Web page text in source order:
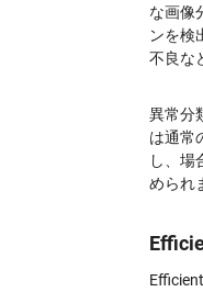
な画像
ンを検
不良な
異常分
は通常
し、場
められ